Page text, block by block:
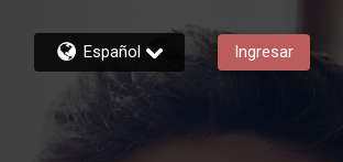
Español Ingresar